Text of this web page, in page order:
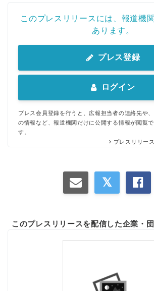
このプレスリリースには、報道機
あります。
プレス登録
ログイン
プレス会員登録を行うと、広報担当者の連絡先や
の情報など、報道機関だけに公開する情報が閲覧
す。
プレスリリー
このプレスリリースを配信した企業・